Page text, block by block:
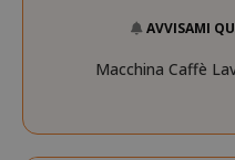
AVVISAMI
Macchina Caffè